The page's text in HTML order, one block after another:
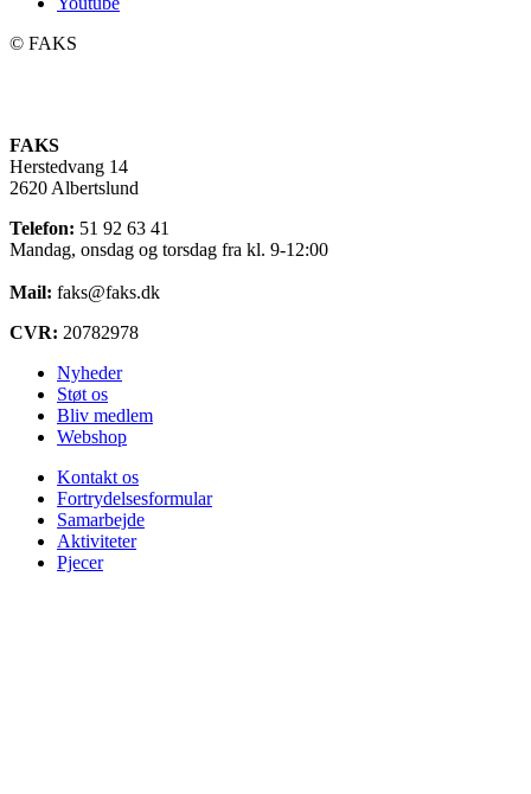
©️ FAKS
FAKS
Herstedvang 14
2620 Albertslund
Telefon: 51 92 63 41
Mandag, onsdag og torsdag fra kl. 9-12:00
Mail: faks@faks.dk
CVR: 20782978
Nyheder
Støt os
Bliv medlem
Webshop
Kontakt os
Fortrydelsesformular
Samarbejde
Aktiviteter
Pjecer